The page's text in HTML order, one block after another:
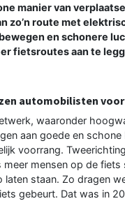
manier van
zo’n route met
en schonere
fietsroutes aan te
automobilisten
waaronder
aan goede en
voorrang.
mensen op de
staan. Zo dragen
gebeurt. Dat was in